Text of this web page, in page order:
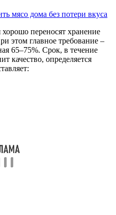
мясо дома без потери вкуса
переносят хранение
этом главное требование –
65–75%. Срок, в течение
качество, определяется